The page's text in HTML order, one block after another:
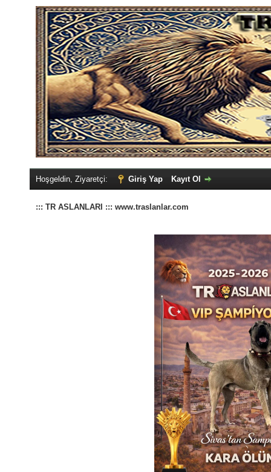
Hoşgeldin, Ziyaretçi: Giriş Yap Kayıt Ol
::: TR ASLANLARI ::: www.traslanlar.com